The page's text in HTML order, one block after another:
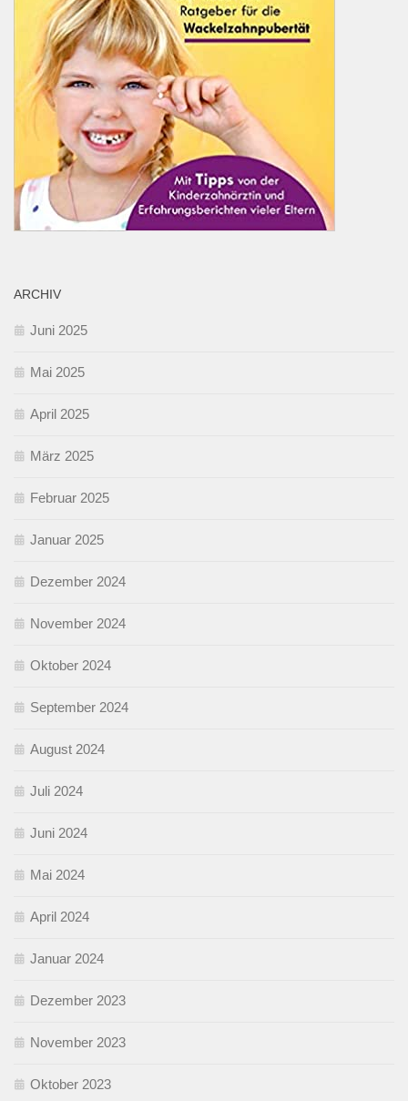
ARCHIV
Juni 2025
Mai 2025
April 2025
März 2025
Februar 2025
Januar 2025
Dezember 2024
November 2024
Oktober 2024
September 2024
August 2024
Juli 2024
Juni 2024
Mai 2024
April 2024
Januar 2024
Dezember 2023
November 2023
Oktober 2023